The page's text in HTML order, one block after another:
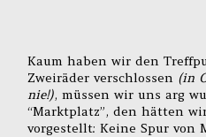
Kaum haben wir den
Zweiräder verschlossen (in
nie!), müssen wir uns arg
“Marktplatz”, den hätten
vorgestellt: Keine Spur von